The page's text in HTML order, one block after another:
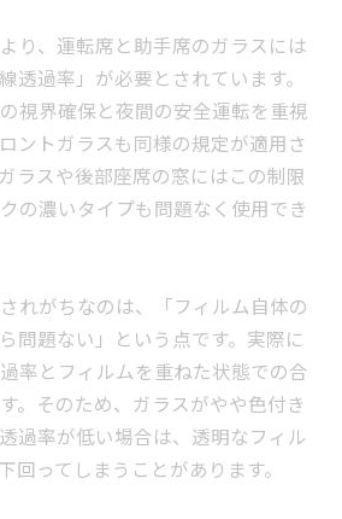
り、運転席と助手席のガラスには
透過率」が必要とされています。
視界確保と夜間の安全運転を重視
ントガラスも同様の規定が適用さ
ラスや後部座席の窓にはこの制限
の濃いタイプも問題なく使用でき
れがちなのは、「フィルム自体の
問題ない」という点です。実際に
率とフィルムを重ねた状態での合
。そのため、ガラスがやや色付き
過率が低い場合は、透明なフィル
回ってしまうことがあります。